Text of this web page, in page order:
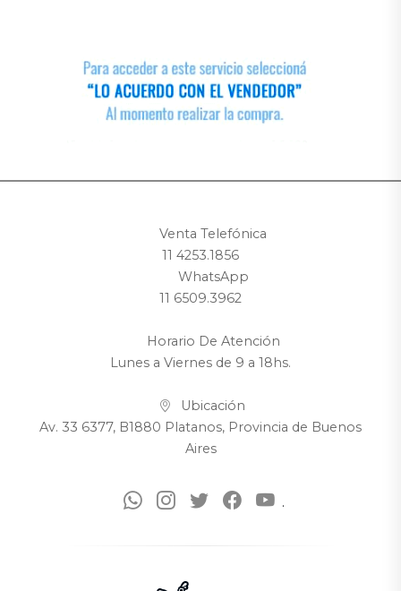
Venta Telefónica
11 4253.1856
WhatsApp
11 6509.3962
Horario De Atención
Lunes a Viernes de 9 a 18hs.
Ubicación
Av. 33 6377, B1880 Platanos, Provincia de Buenos
Aires
.